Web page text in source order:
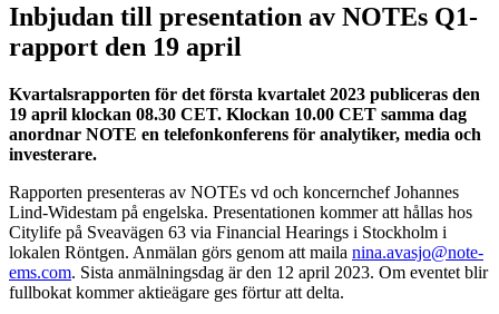
Inbjudan till presentation av NOTEs Q1-
rapport den 19 april
Kvartalsrapporten för det första kvartalet 2023 publiceras den
19 april klockan 08.30 CET. Klockan 10.00 CET samma dag
anordnar NOTE en telefonkonferens för analytiker, media och
investerare.
Rapporten presenteras av NOTEs vd och koncernchef Johannes
Lind-Widestam på engelska. Presentationen kommer att hållas hos
Citylife på Sveavägen 63 via Financial Hearings i Stockholm i
lokalen Röntgen. Anmälan görs genom att maila nina.avasjo@note-
ems.com. Sista anmälningsdag är den 12 april 2023. Om eventet blir
fullbokat kommer aktieägare ges förtur att delta.